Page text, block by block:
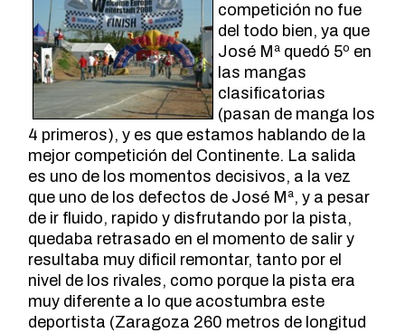
competición no fue
del todo bien, ya que
José Mª quedó 5º en
las mangas
clasificatorias
(pasan de manga los
4 primeros), y es que estamos hablando de la
mejor competición del Continente. La salida
es uno de los momentos decisivos, a la vez
que uno de los defectos de José Mª, y a pesar
de ir fluido, rapido y disfrutando por la pista,
quedaba retrasado en el momento de salir y
resultaba muy dificil remontar, tanto por el
nivel de los rivales, como porque la pista era
muy diferente a lo que acostumbra este
deportista (Zaragoza 260 metros de longitud